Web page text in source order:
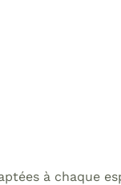
à chaque